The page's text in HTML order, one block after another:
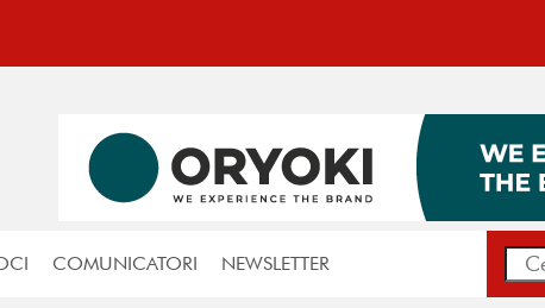
COMUNICATORI NEWSLETTER